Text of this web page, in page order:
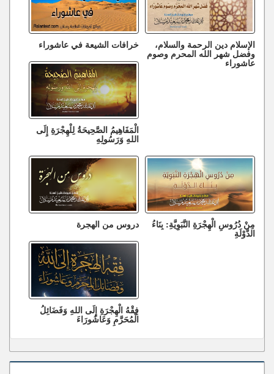
الإسلام دين الرحمة والسلام،
وفضل شهر الله المحرم وصوم
عاشوراء
خرافات الشيعة في عاشوراء
الْمَفَاهِيمُ الصَّحِيحَةُ لِلْهِجْرَةِ إِلَى
اللهِ وَرَسُولِهِ
مِنْ دُرُوسِ الْهِجْرَةِ النَّبَوِيَّةِ: بِنَاءُ
الدَّوْلَةِ
دروس من الهجرة
فِقْهُ الْهِجْرَةِ إِلَى اللهِ وَفَضَائِلُ
الْمُحَرَّمِ وَعَاشُورَاءَ